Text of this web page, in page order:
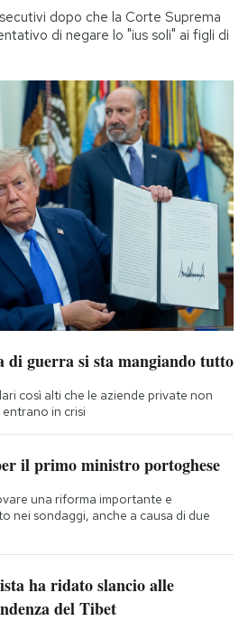
dopo che la Corte Suprema
di negare lo "ius soli" ai figli di
di guerra si sta mangiando tutto
così alti che le aziende private non
in crisi
il primo ministro portoghese
una riforma importante e
nei sondaggi, anche a causa di due
ha ridato slancio alle
del Tibet